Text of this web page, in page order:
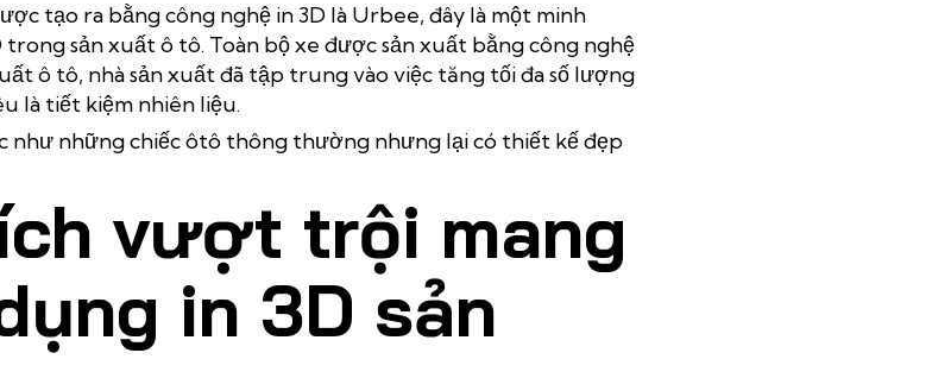
tạo ra bằng công nghệ in 3D là Urbee, đây là một minh
sản xuất ô tô. Toàn bộ xe được sản xuất bằng công nghệ
ô tô, nhà sản xuất đã tập trung vào việc tăng tối đa số lượng
là tiết kiệm nhiên liệu.
như những chiếc ôtô thông thường nhưng lại có thiết kế đẹp
vượt trội mang
in 3D sản